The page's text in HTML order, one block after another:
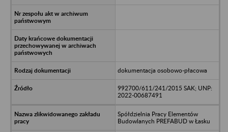
dokumentacja osobowo-płacowa
992700/611/241/2015 SAK; UNP:
2022-00687491
Spółdzielnia Pracy Elementów
Budowlanych PREFABUD w Łasku